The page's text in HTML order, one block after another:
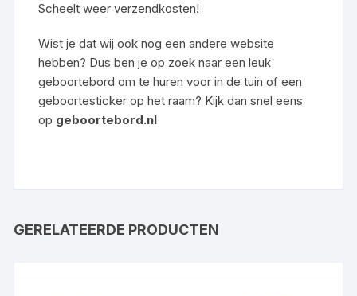
Scheelt weer verzendkosten!
Wist je dat wij ook nog een andere website
hebben? Dus ben je op zoek naar een leuk
geboortebord om te huren voor in de tuin of een
geboortesticker op het raam? Kijk dan snel eens
op geboortebord.nl
GERELATEERDE PRODUCTEN